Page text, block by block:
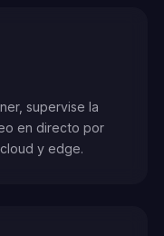
supervise la
en directo por
y edge.